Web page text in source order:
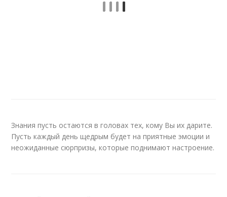
Знания пусть остаются в головах тех, кому Вы их дарите.
Пусть каждый день щедрым будет на приятные эмоции и
неожиданные сюрпризы, которые поднимают настроение.